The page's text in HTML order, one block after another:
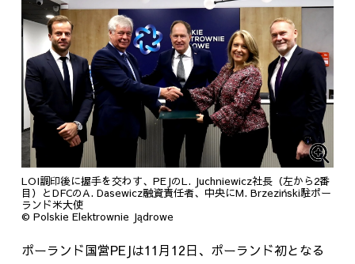
LOI調印後に握手を交わす、PEJのL. Juchniewicz社長（左から2番
目）とDFCのA. Dasewicz融資責任者、中央にM. Brzeziński駐ポー
ランド米大使
© Polskie Elektrownie Jądrowe
ポーランド国営PEJは11月12日、ポーランド初となる